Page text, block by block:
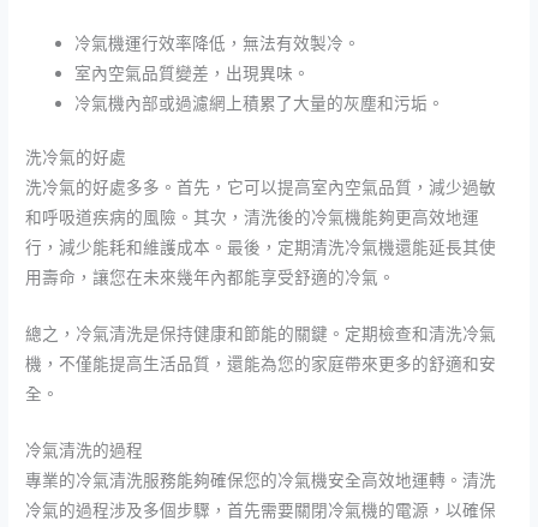
冷氣機運行效率降低，無法有效製冷。
室內空氣品質變差，出現異味。
冷氣機內部或過濾網上積累了大量的灰塵和污垢。
洗冷氣的好處
洗冷氣的好處多多。首先，它可以提高室內空氣品質，減少過敏
和呼吸道疾病的風險。其次，清洗後的冷氣機能夠更高效地運
行，減少能耗和維護成本。最後，定期清洗冷氣機還能延長其使
用壽命，讓您在未來幾年內都能享受舒適的冷氣。
總之，冷氣清洗是保持健康和節能的關鍵。定期檢查和清洗冷氣
機，不僅能提高生活品質，還能為您的家庭帶來更多的舒適和安
全。
冷氣清洗的過程
專業的冷氣清洗服務能夠確保您的冷氣機安全高效地運轉。清洗
冷氣的過程涉及多個步驟，首先需要關閉冷氣機的電源，以確保